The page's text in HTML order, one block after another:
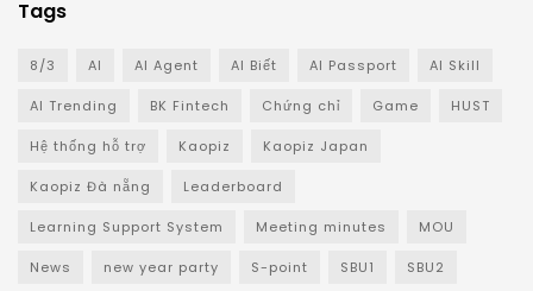
Tags
8/3 AI AI Agent AI Biết AI Passport AI Skill
AI Trending BK Fintech Chứng chỉ Game HUST
Hệ thống hỗ trợ Kaopiz Kaopiz Japan
Kaopiz Đà nẵng Leaderboard
Learning Support System Meeting minutes MOU
News new year party S-point SBU1 SBU2